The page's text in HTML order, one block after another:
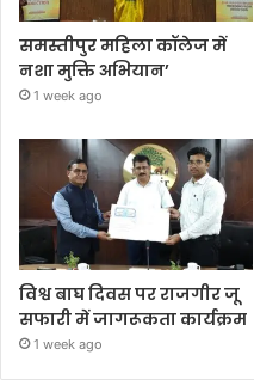
समस्तीपुर महिला कॉलेज में
नशा मुक्ति अभियान’
1 week ago
विश्व बाघ दिवस पर राजगीर जू
सफारी में जागरूकता कार्यक्रम
1 week ago